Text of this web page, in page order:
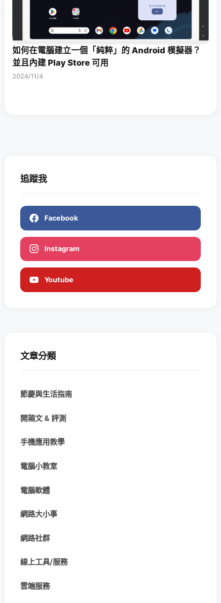
如何在電腦建立一個「純粹」的 Android 模擬器？
並且內建 Play Store 可用
2024/11/4
追蹤我
Facebook
Instagram
Youtube
文章分類
節慶與生活指南
開箱文 & 評測
手機應用教學
電腦小教室
電腦軟體
網路大小事
網路社群
線上工具/服務
雲端服務